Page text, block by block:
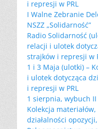
i represji w PRL
I Walne Zebranie
NSZZ „Solidarność”
Radio Solidarność
relacji i ulotek
strajków i represji w
1 i 3 Maja (ulotki) –
i ulotek dotycząca
i represji w PRL
1 sierpnia, wybuch
Kolekcja
działalności